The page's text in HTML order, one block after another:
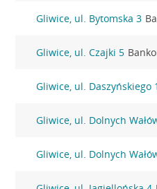
Gliwice, ul. Bytomska 3
Gliwice, ul. Czajki 5
Gliwice, ul. Daszyńskiego
Gliwice, ul. Dolnych
Gliwice, ul. Dolnych